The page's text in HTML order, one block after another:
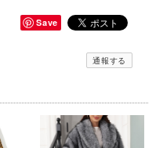
Save
通報する